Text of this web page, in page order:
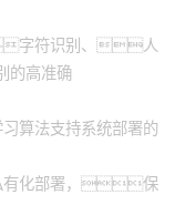
字符识别、人
的高准确
算法支持系统部署的
有化部署，保